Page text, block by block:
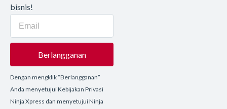
bisnis!
Berlangganan
Dengan mengklik “Berlangganan”
Anda menyetujui Kebijakan Privasi
Ninja Xpress dan menyetujui Ninja